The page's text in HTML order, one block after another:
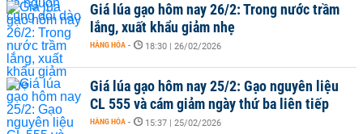
Giá lúa gạo hôm nay 26/2: Trong nước trầm
lắng, xuất khẩu giảm nhẹ
HÀNG HÓA - 18:30 | 26/02/2026
Giá lúa gạo hôm nay 25/2: Gạo nguyên liệu
CL 555 và cám giảm ngày thứ ba liên tiếp
HÀNG HÓA - 15:37 | 25/02/2026